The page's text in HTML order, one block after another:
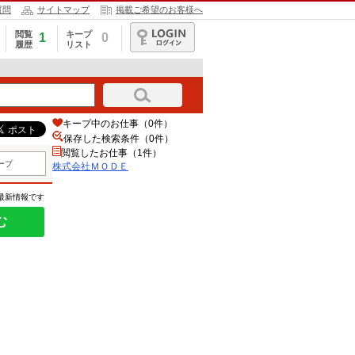
問 サイトマップ 掲載ご希望のお客様へ
閲覧
履歴
1
キープ
リスト
0
ログイン
プ
新情報です
キープ中のお仕事（0件）
保存した検索条件（0件）
閲覧したお仕事（1件）
株式会社ＭＯＤＥ